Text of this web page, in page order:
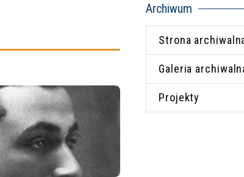
Archiwum
Strona
Galeria
Projekty